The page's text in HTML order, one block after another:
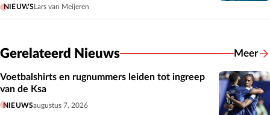
NIEUWSLars van Meijeren
Gerelateerd Nieuws Meer
Voetbalshirts en rugnummers leiden tot ingreep
van de Ksa
NIEUWSaugustus 7, 2026